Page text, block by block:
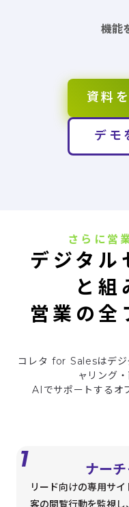
機能
資料
デモ
さらに営
デジタル
と組
営業の全
コレタ for Salesはデジ
ャリング
AIでサポートするオ
1 ナー
リード向けの専用サ
客の閲覧行動を監視